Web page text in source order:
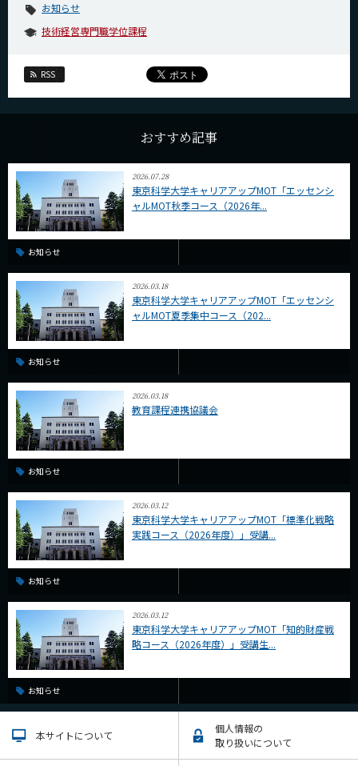
お知らせ
技術経営専門職学位課程
RSS
おすすめ記事
2026.07.28
東京科学大学キャリアアップMOT「エッセンシ
ャルMOT秋季コース（2026年...
お知らせ
2026.03.18
東京科学大学キャリアアップMOT「エッセンシ
ャルMOT夏季集中コース（202...
お知らせ
2026.03.18
教育課程連携協議会
お知らせ
2026.03.12
東京科学大学キャリアアップMOT「標準化戦略
実践コース（2026年度）」受講...
お知らせ
2026.03.12
東京科学大学キャリアアップMOT「知的財産戦
略コース（2026年度）」受講生...
お知らせ
本サイトについて
個人情報の
取り扱いについて